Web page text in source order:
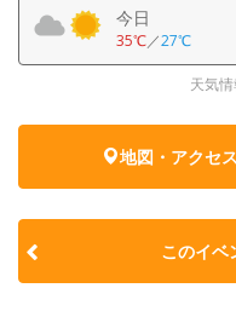
今日
35℃／27℃
天気
地図・アクセ
このイベ